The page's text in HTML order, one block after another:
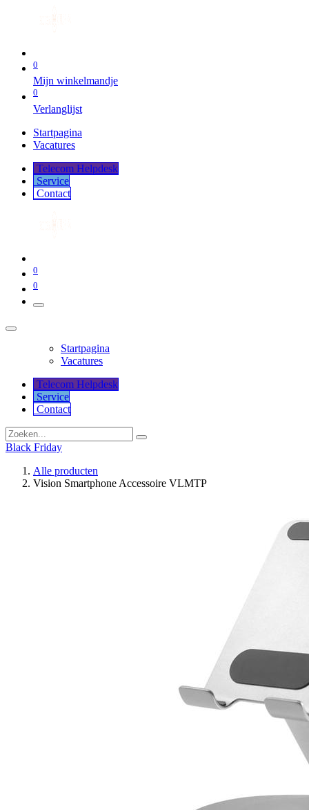
0
Mijn winkelmandje
0
Verlanglijst
Startpagina
Vacatures
Telecom Helpdesk
Service
Co​​​​​​ntact
0
0
Startpagina
Vacatures
Telecom Helpdesk
Service
Co​​​​​​ntact
Black Friday
Alle producten
Vision Smartphone Accessoire VLMTP